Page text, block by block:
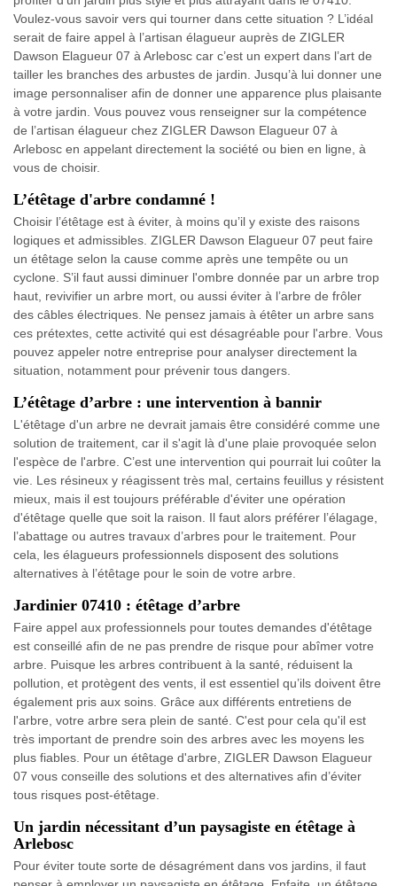
Voulez-vous savoir vers qui tourner dans cette situation ? L’idéal
serait de faire appel à l’artisan élagueur auprès de ZIGLER
Dawson Elagueur 07 à Arlebosc car c’est un expert dans l’art de
tailler les branches des arbustes de jardin. Jusqu’à lui donner une
image personnaliser afin de donner une apparence plus plaisante
à votre jardin. Vous pouvez vous renseigner sur la compétence
de l’artisan élagueur chez ZIGLER Dawson Elagueur 07 à
Arlebosc en appelant directement la société ou bien en ligne, à
vous de choisir.
L’étêtage d'arbre condamné !
Choisir l’étêtage est à éviter, à moins qu’il y existe des raisons
logiques et admissibles. ZIGLER Dawson Elagueur 07 peut faire
un étêtage selon la cause comme après une tempête ou un
cyclone. S’il faut aussi diminuer l'ombre donnée par un arbre trop
haut, revivifier un arbre mort, ou aussi éviter à l’arbre de frôler
des câbles électriques. Ne pensez jamais à étêter un arbre sans
ces prétextes, cette activité qui est désagréable pour l'arbre. Vous
pouvez appeler notre entreprise pour analyser directement la
situation, notamment pour prévenir tous dangers.
L’étêtage d’arbre : une intervention à bannir
L'étêtage d'un arbre ne devrait jamais être considéré comme une
solution de traitement, car il s'agit là d'une plaie provoquée selon
l'espèce de l'arbre. C’est une intervention qui pourrait lui coûter la
vie. Les résineux y réagissent très mal, certains feuillus y résistent
mieux, mais il est toujours préférable d'éviter une opération
d'étêtage quelle que soit la raison. Il faut alors préférer l’élagage,
l’abattage ou autres travaux d’arbres pour le traitement. Pour
cela, les élagueurs professionnels disposent des solutions
alternatives à l’étêtage pour le soin de votre arbre.
Jardinier 07410 : étêtage d’arbre
Faire appel aux professionnels pour toutes demandes d'étêtage
est conseillé afin de ne pas prendre de risque pour abîmer votre
arbre. Puisque les arbres contribuent à la santé, réduisent la
pollution, et protègent des vents, il est essentiel qu’ils doivent être
également pris aux soins. Grâce aux différents entretiens de
l'arbre, votre arbre sera plein de santé. C'est pour cela qu'il est
très important de prendre soin des arbres avec les moyens les
plus fiables. Pour un étêtage d'arbre, ZIGLER Dawson Elagueur
07 vous conseille des solutions et des alternatives afin d’éviter
tous risques post-étêtage.
Un jardin nécessitant d’un paysagiste en étêtage à
Arlebosc
Pour éviter toute sorte de désagrément dans vos jardins, il faut